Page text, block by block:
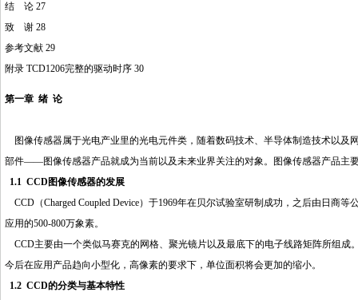
结 论 27
致 谢 28
参考文献 29
附录 TCD1206完整的驱动时序 30
第一章 绪 论
图像传感器属于光电产业里的光电元件类，随着数码技术、半导体制造技术以及
部件——图像传感器产品就成为当前以及未来业界关注的对象。图像传感器产品主
1.1 CCD图像传感器的发展
CCD（Charged Coupled Device）于1969年在贝尔试验室研制成功，之后由日商
应用的500-800万象素。
CCD主要由一个类似马赛克的网格、聚光镜片以及最底下的电子线路矩阵所组
今后在应用产品趋向小型化，高像素的要求下，单位面积将会更加的缩小。
1.2 CCD的分类与基本特性